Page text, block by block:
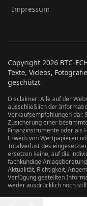
Impressum
Copyright 2026 BTC-
Texte, Videos,
geschützt
Disclaimer: Alle auf der
ausschließlich der
Verkaufsempfehlungen dar.
Zusicherung einer
Finanzinstrumente oder als
Erwerb von Wertpapieren
Totalverlust des
ersetzen keine, auf die
fachkundige
Aktualität, Richtigkeit,
Verfügung gestellten
weder ausdrücklich noch